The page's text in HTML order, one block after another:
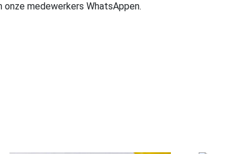
onze medewerkers WhatsAppen.